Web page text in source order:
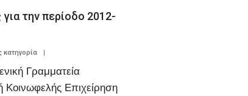
την περίοδο 2012-
κατηγορία |
Γραμματεία
Κοινωφελής Επιχείρηση